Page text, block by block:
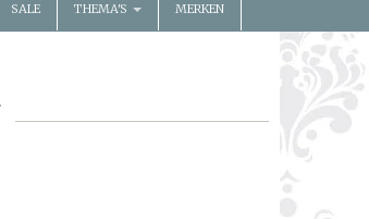
SALE THEMA'S MERKEN